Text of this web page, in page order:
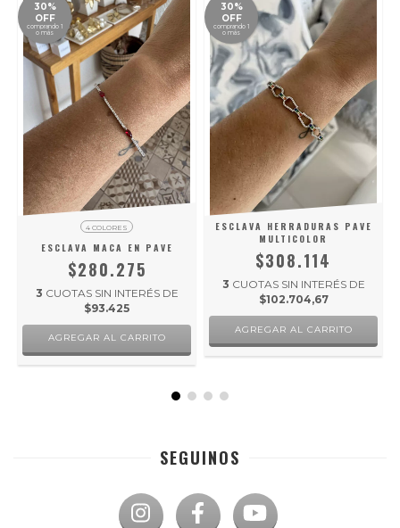
30%
OFF
comprando 1
o más
4 COLORES
ESCLAVA MACA EN PAVE
$280.275
3 CUOTAS SIN INTERÉS DE
$93.425
AGREGAR AL CARRITO
30%
OFF
comprando 1
o más
ESCLAVA HERRADURAS PAVE
MULTICOLOR
$308.114
3 CUOTAS SIN INTERÉS DE
$102.704,67
SEGUINOS